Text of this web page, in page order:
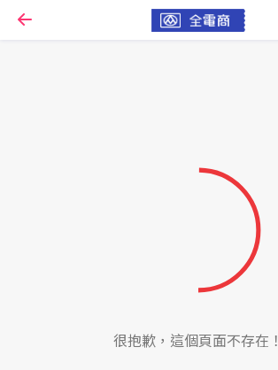
很抱歉，這個頁面不存在！